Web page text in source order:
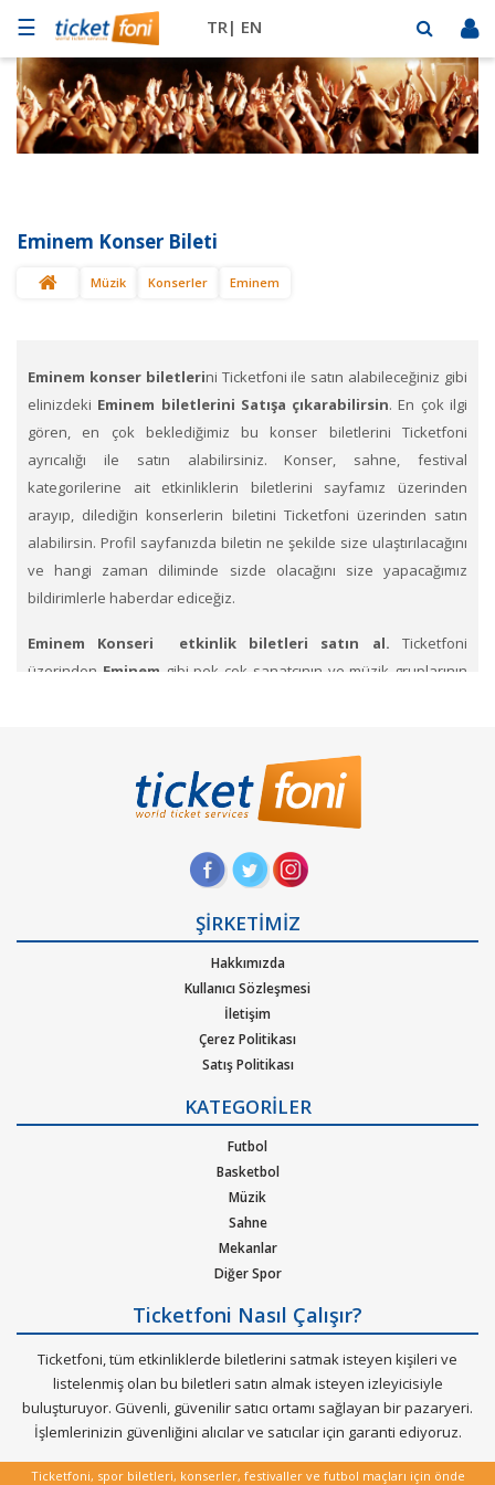
☰ TR| EN
Futbol
Basketbol
Mekanlar
Diğer
SAT
Eminem Konser Bileti
Müzik Konserler Eminem
Eminem konser biletlerini Ticketfoni ile satın alabileceğiniz gibi
elinizdeki Eminem biletlerini Satışa çıkarabilirsin. En çok ilgi
gören, en çok beklediğimiz bu konser biletlerini Ticketfoni
ayrıcalığı ile satın alabilirsiniz. Konser, sahne, festival
kategorilerine ait etkinliklerin biletlerini sayfamız üzerinden
arayıp, dilediğin konserlerin biletini Ticketfoni üzerinden satın
alabilirsin. Profil sayfanızda biletin ne şekilde size ulaştırılacağını
ve hangi zaman diliminde sizde olacağını size yapacağımız
bildirimlerle haberdar ediceğiz.
Eminem Konseri etkinlik biletleri satın al. Ticketfoni
üzerinden Eminem gibi pek çok sanatçının ve müzik gruplarının
Eminem konser bileti satın almak içinTicketfoni'ye üye
olunuz. Bilet seçiminizi yapınız. (Katılmak istediğiniz etkinlik ya da
etkinliklere ait siteye optimize edilmiş oturma planları ve kategori
adımına geçiniz. Artık biletiniz hazır.
Hangi müzik türlerinde Ticketfoniden bilet bulup
satınalabilirim. Müzik türlerinden Alternatif, Dans – Elektronik
pop, rock, blues, New Age, caz, klasik, Latin Tango ska, reggae,
metal, hip-hop ya da r&b gibi pek çok müzik türleri için
oluşturulan etkinliklere bilet bulabilirsiniz. Elinizdeki
gidemeyeceğiniz konserlerin biletlerini de satabileceğiniz çok
özel bir hizmeti Ticketfoni sizler için sunuyor.
Dünya çapında en çok dinlenen, dünyada en çok konser veren
sanatçıların soluksuz konser turneleriyle biletleri günler
öncesinden tükenen etkinliklerin biletlerini Ticketfoni
güvencesiyle satın alabilirisiniz.
ŞİRKETİMİZ
Hakkımızda
Kullanıcı Sözleşmesi
İletişim
Çerez Politikası
Satış Politikası
Kurumsal Ağırlama
Nasıl Çalışır
Bilet Tipi ve Teslimat
Üyelik Doğrulama
Sık Sorulan Sorular
KATEGORİLER
Futbol
Basketbol
Müzik
Sahne
Mekanlar
Diğer Spor
Ticketfoni Nasıl Çalışır?
Ticketfoni, tüm etkinliklerde biletlerini satmak isteyen kişileri ve
listelenmiş olan bu biletleri satın almak isteyen izleyicisiyle
buluşturuyor. Güvenli, güvenilir satıcı ortamı sağlayan bir pazaryeri.
İşlemlerinizin güvenliğini alıcılar ve satıcılar için garanti ediyoruz.
Ticketfoni, spor biletleri, konserler, festivaller ve futbol maçları için önde